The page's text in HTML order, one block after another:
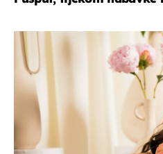
moda & ljepota